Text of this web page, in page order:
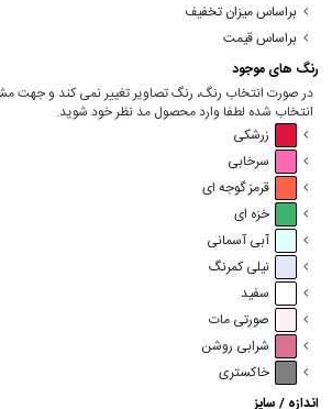
براساس میزان تخفیف
براساس قیمت
رنگ های موجود
در صورت انتخاب رنگ، رنگ تصاویر تغییر نمی کند و جهت
انتخاب شده لطفا وارد محصول مد نظر خود شوید.
زرشکی
سرخابی
قرمز گوجه ای
خزه ای
آبی آسمانی
نیلی کمرنگ
سفید
صورتی مات
شرابی روشن
خاکستری
اندازه / سایز